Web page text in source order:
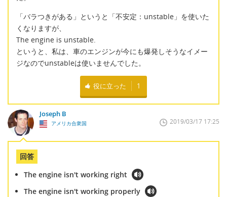
「バラつきがある」というと「不安定：unstable」を使いた
くなりますが、
The engine is unstable.
というと、私は、車のエンジンが今にも爆発しそうなイメー
ジなのでunstableは使いませんでした。
役に立った 1
Joseph B
アメリカ合衆国 2019/03/17 17:25
回答
The engine isn't working right
The engine isn't working properly